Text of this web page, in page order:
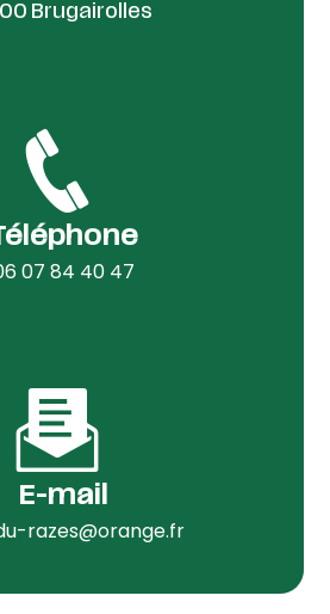
Brugairolles
07 84 40 47
E-mail
razes@orange.fr